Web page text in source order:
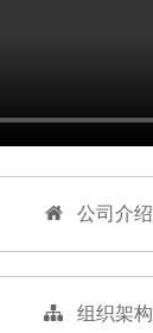
公司介绍
组织架构